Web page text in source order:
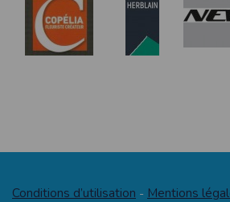
utiliser les images fixes ou
de la manifestation, sur tous les
publicitaires dans le monde entier
Art. 6 - L’UFCPH s’engage à ne
Conditions d’utilisation - Mentions
L'accès au
peuvent
Timepulse met
ne pas les
Tant le présent